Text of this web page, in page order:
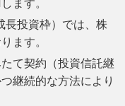
ます。
長投資枠）では、株
ます。
て契約（投資信託継
継続的な方法により